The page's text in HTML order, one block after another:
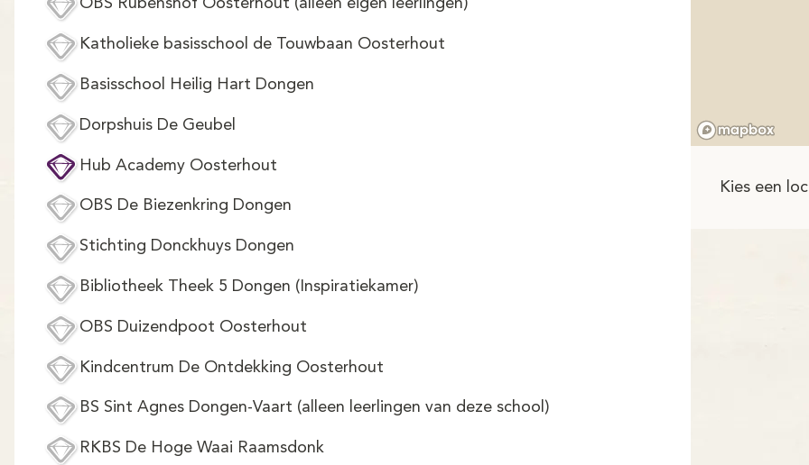
OBS Rubenshof Oosterhout (alleen eigen leerlingen)
Katholieke basisschool de Touwbaan Oosterhout
Basisschool Heilig Hart Dongen
Dorpshuis De Geubel
Hub Academy Oosterhout
OBS De Biezenkring Dongen
Stichting Donckhuys Dongen
Bibliotheek Theek 5 Dongen (Inspiratiekamer)
OBS Duizendpoot Oosterhout
Kindcentrum De Ontdekking Oosterhout
BS Sint Agnes Dongen-Vaart (alleen leerlingen van deze school)
RKBS De Hoge Waai Raamsdonk
Kies een